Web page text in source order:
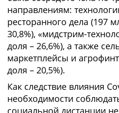
направлениям:
ресторанного дела (197
30,8%), «мидстрим-
доля – 26,6%), а также
маркетплейсы и
доля – 20,5%).
Как следствие влияния
необходимости
социальной дистанции